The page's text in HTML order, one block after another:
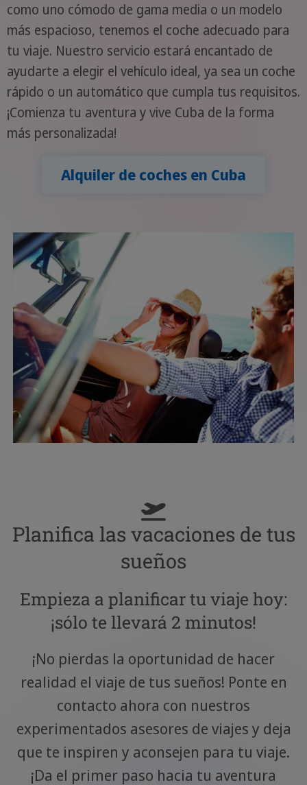
como uno cómodo de gama media o un modelo
más espacioso, tenemos el coche adecuado para
tu viaje. Nuestro servicio estará encantado de
ayudarte a elegir el vehículo ideal, ya sea un coche
rápido o un automático que cumpla tus requisitos.
¡Comienza tu aventura y vive Cuba de la forma
más personalizada!
Alquiler de coches en Cuba
Planifica las vacaciones de tus
sueños
Empieza a planificar tu viaje hoy:
¡sólo te llevará 2 minutos!
¡No pierdas la oportunidad de hacer
realidad el viaje de tus sueños! Ponte en
contacto ahora con nuestros
experimentados asesores de viajes y deja
que te inspiren y aconsejen para tu viaje.
¡Da el primer paso hacia tu aventura